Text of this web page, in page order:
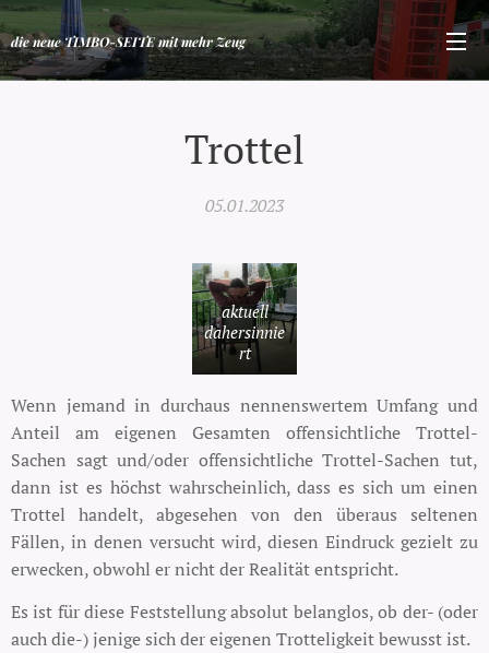
die neue TIMBO-SEITE mit mehr Zeug
Trottel
05.01.2023
aktuell
dahersinnie
rt
Wenn jemand in durchaus nennenswertem Umfang und
Anteil am eigenen Gesamten offensichtliche Trottel-
Sachen sagt und/oder offensichtliche Trottel-Sachen tut,
dann ist es höchst wahrscheinlich, dass es sich um einen
Trottel handelt, abgesehen von den überaus seltenen
Fällen, in denen versucht wird, diesen Eindruck gezielt zu
erwecken, obwohl er nicht der Realität entspricht.
Es ist für diese Feststellung absolut belanglos, ob der- (oder
auch die-) jenige sich der eigenen Trotteligkeit bewusst ist.